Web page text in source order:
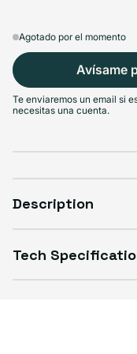
Agotado por el momento
Avísame
Te enviaremos un email si
necesitas una cuenta.
Description
Tech